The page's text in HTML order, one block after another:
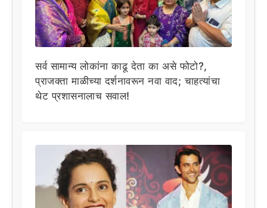
सर्व सामान्य लोकांना काढू देता का असे फोटो?,
प्राजक्ता माळीच्या दर्शनावरून नवा वाद; चाहत्यांचा
थेट प्रशासनालाच सवाल!